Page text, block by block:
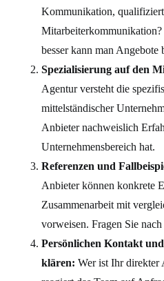
Kommunikation,
Mitarbeiterkommunikation?
besser kann man Angebote
Spezialisierung auf den
Agentur versteht die
mittelständischer
Anbieter nachweislich
Unternehmensbereich hat.
Referenzen und
Anbieter können konkrete
Zusammenarbeit mit
vorweisen. Fragen Sie
Persönlichen Kontakt
klären: Wer ist Ihr direkter